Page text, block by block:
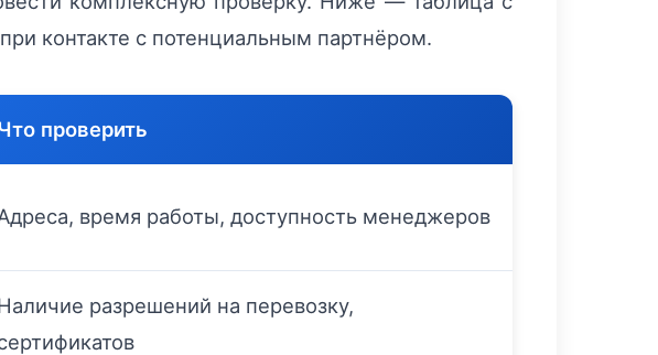
контакте с потенциальным партнёром.
проверить
время работы, доступность менеджеров
разрешений на перевозку,